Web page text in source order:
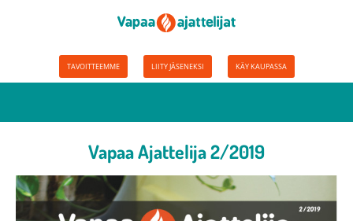
TAVOITTEEMME LIITY JÄSENEKSI KÄY KAUPASSA
Vapaa Ajattelija 2/2019